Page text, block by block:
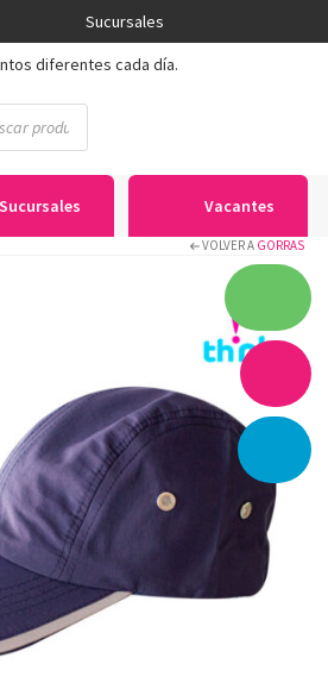
Sucursales
diferentes cada día.
Sucursales Vacantes
Gran Formato
Textiles
Equipos
Seguridad
Varios
Catálogos
Facturación
VOLVER A GORRAS